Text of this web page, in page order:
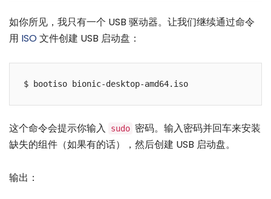
如你所见，我只有一个 USB 驱动器。让我们继续通过命令
用 ISO文件创建 USB 启动盘：
这个命令会提示你输入 sudo 密码。输入密码并回车来安装
缺失的组件（如果有的话），然后创建 USB 启动盘。
输出：